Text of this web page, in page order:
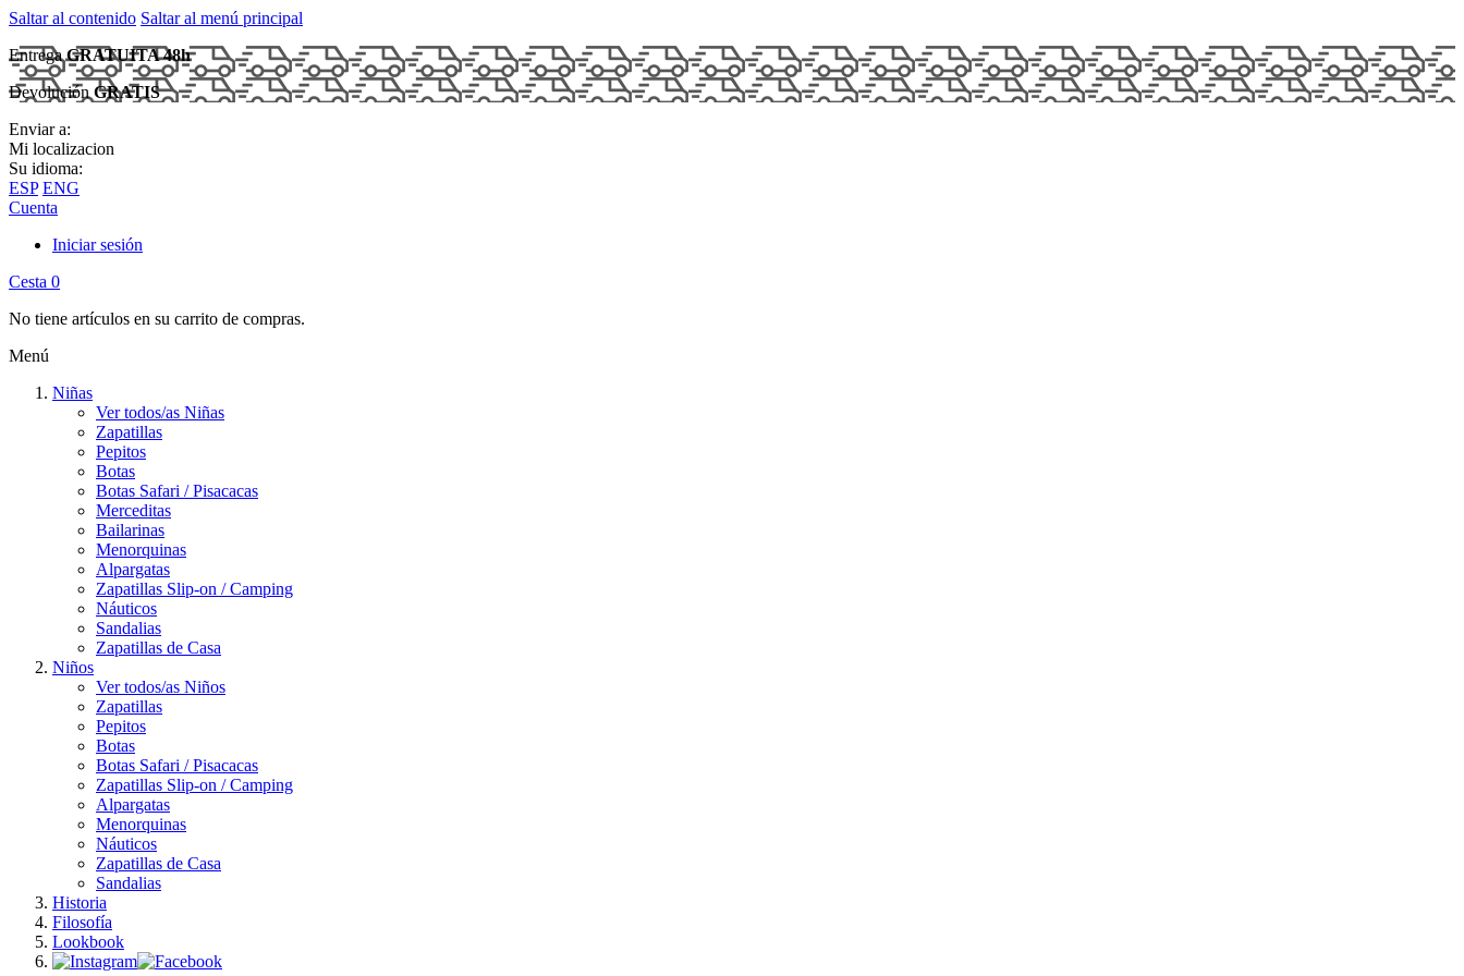
Saltar al contenido Saltar al menú principal
EntregaGRATUITA 48h
DevoluciónGRATIS
Enviar a:
Mi localizacion
Su idioma:
ESP ENG
Cuenta
Iniciar sesión
Cesta 0
No tiene artículos en su carrito de compras.
Menú
Niñas
Ver todos/as Niñas
Zapatillas
Pepitos
Botas
Botas Safari / Pisacacas
Merceditas
Bailarinas
Menorquinas
Alpargatas
Zapatillas Slip-on / Camping
Náuticos
Sandalias
Zapatillas de Casa
Niños
Ver todos/as Niños
Zapatillas
Pepitos
Botas
Botas Safari / Pisacacas
Zapatillas Slip-on / Camping
Alpargatas
Menorquinas
Náuticos
Zapatillas de Casa
Sandalias
Historia
Filosofía
Lookbook